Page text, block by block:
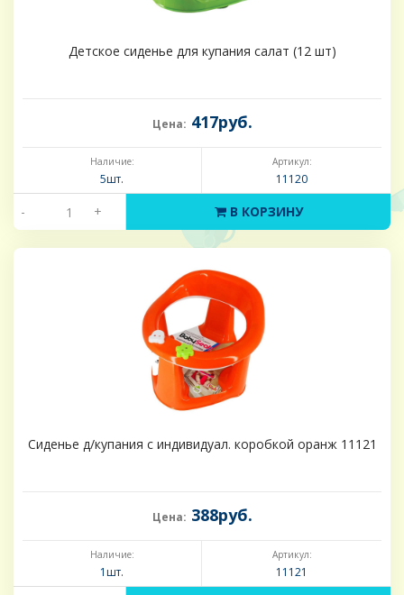
Детское сиденье для купания салат (12 шт)
Цена: 417руб.
Наличие:
5шт.
Артикул:
11120
- + В КОРЗИНУ
Сиденье д/купания с индивидуал. коробкой оранж 11121
Цена: 388руб.
Наличие:
1шт.
Артикул:
11121